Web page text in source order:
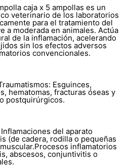
caja x 5 ampollas es un
veterinario de los laboratorios
para el tratamiento del
a moderada en animales. Actúa
de la inflamación, acelerando
sin los efectos adversos
convencionales.
Esguinces,
hematomas, fracturas óseas y
postquirúrgicos.
del aparato
(de cadera, rodilla o pequeñas
inflamatorios
abscesos, conjuntivitis o